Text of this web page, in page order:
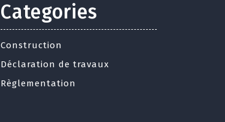
Categories
Construction
Déclaration de travaux
Règlementation